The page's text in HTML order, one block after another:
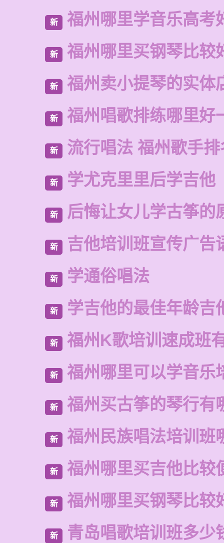
新 福州哪里学音乐高考
新 福州哪里买钢琴比较
新 福州卖小提琴的实体
新 福州唱歌排练哪里好
新 流行唱法 福州歌手
新 学尤克里里后学吉他
新 后悔让女儿学古筝的
新 吉他培训班宣传广告
新 学通俗唱法
新 学吉他的最佳年龄吉
新 福州K歌培训速成班
新 福州哪里可以学音乐
新 福州买古筝的琴行有
新 福州民族唱法培训班
新 福州哪里买吉他比较
新 福州哪里买钢琴比较
新 青岛唱歌培训班多少